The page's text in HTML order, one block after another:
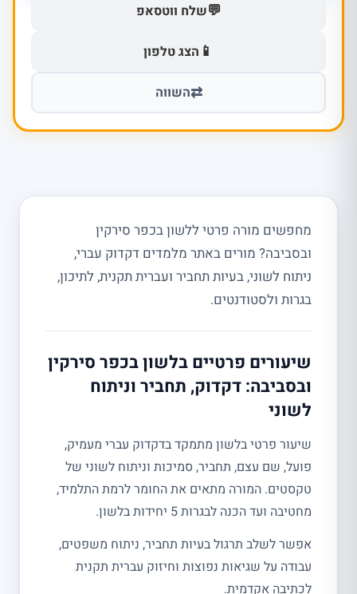
💬שלח ווטסאפ
📱 הצג טלפון
⇄השווה
מחפשים מורה פרטי ללשון בכפר סירקין
ובסביבה? מורים באתר מלמדים דקדוק עברי,
ניתוח לשוני, בעיות תחביר ועברית תקנית, לתיכון,
בגרות ולסטודנטים.
שיעורים פרטיים בלשון בכפר סירקין
ובסביבה: דקדוק, תחביר וניתוח
לשוני
שיעור פרטי בלשון מתמקד בדקדוק עברי מעמיק,
פועל, שם עצם, תחביר, סמיכות וניתוח לשוני של
טקסטים. המורה מתאים את החומר לרמת התלמיד,
מחטיבה ועד הכנה לבגרות 5 יחידות בלשון.
אפשר לשלב תרגול בעיות תחביר, ניתוח משפטים,
עבודה על שגיאות נפוצות וחיזוק עברית תקנית
לכתיבה אקדמית.